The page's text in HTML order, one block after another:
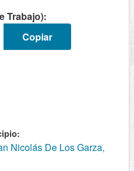
Trabajo):
Copiar
Nicolás De Los Garza,